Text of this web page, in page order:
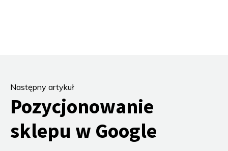
Następny artykuł
Pozycjonowanie
sklepu w Google